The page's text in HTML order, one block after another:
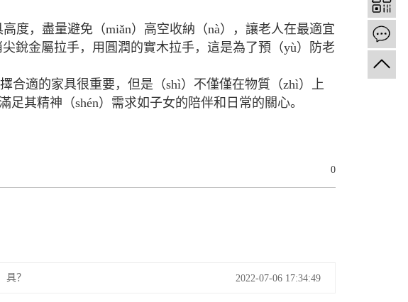
度，盡量避免（miǎn）高空收納（nà），讓老人在最適宜
銳金屬拉手，用圓潤的實木拉手，這是為了預（yù）防老
合適的家具很重要，但是（shì）不僅僅在物質（zhì）上
其精神（shén）需求如子女的陪伴和日常的關心。
0
具？ 2022-07-06 17:34:49